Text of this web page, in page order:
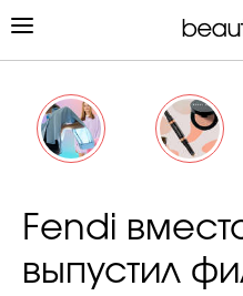
Личный опыт
Fendi
выпустил